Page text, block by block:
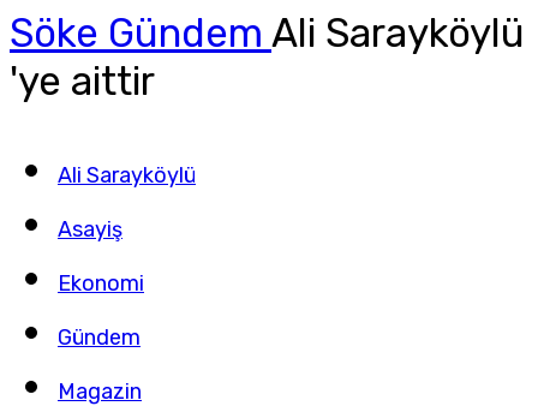
Söke Gündem Ali Sarayköylü
'ye aittir
Ali Sarayköylü
Asayiş
Ekonomi
Gündem
Magazin